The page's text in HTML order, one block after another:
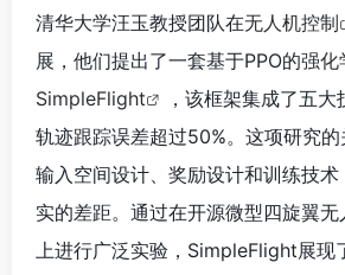
清华大学汪玉教授团队在无人机控制
展，他们提出了一套基于PPO的强化
SimpleFlight
，该框架集成了五
轨迹跟踪误差超过50%。这项研究
输入空间设计、奖励设计和训练技
实的差距。通过在开源微型四旋翼
上进行广泛实验，SimpleFlight展现